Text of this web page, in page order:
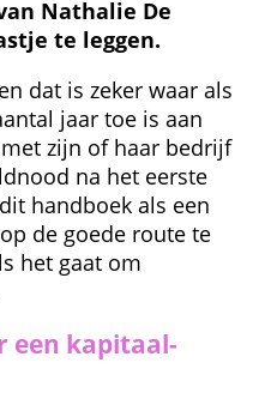
Nathalie De
te leggen.
dat is zeker waar als
jaar toe is aan
zijn of haar bedrijf
na het eerste
handboek als een
de goede route te
het gaat om
een kapitaal­